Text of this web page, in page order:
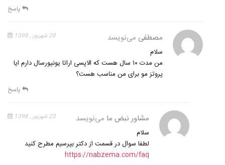
پاسخ
مصطفی می‌نویسد 20 شهریور , 1398
سلام
من مدت ۱۰ سال هست که الاپسی اراتا یونیورسال دارم ایا
پروتز مو برای من مناسب هست؟
پاسخ
مشاور نبض ما می‌نویسد 23 شهریور , 1398
سلام
لطفا سوال در قسمت از دکتر بپرسیم مطرح کنید
https://nabzema.com/faq